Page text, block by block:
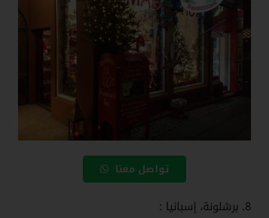
تواصل معنا
8. برشلونة، إسبانيا :